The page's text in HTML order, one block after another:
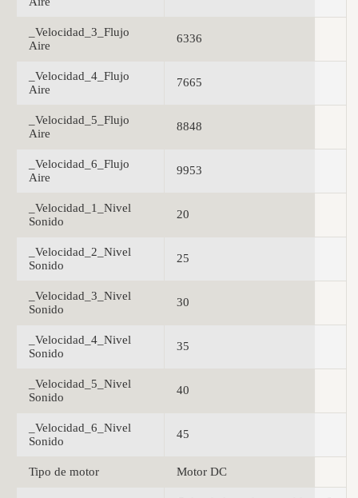
_Velocidad_3_Flujo
Aire
6336
_Velocidad_4_Flujo
Aire
7665
_Velocidad_5_Flujo
Aire
8848
_Velocidad_6_Flujo
Aire
9953
_Velocidad_1_Nivel
Sonido
20
_Velocidad_2_Nivel
Sonido
25
_Velocidad_3_Nivel
Sonido
30
_Velocidad_4_Nivel
Sonido
35
_Velocidad_5_Nivel
Sonido
40
_Velocidad_6_Nivel
Sonido
45
Tipo de motor Motor DC